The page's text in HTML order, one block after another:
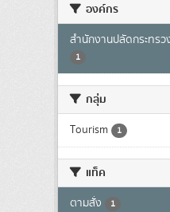
องค์กร
สำนักงานปลัดกระทรว
1
กลุ่ม
Tourism 1
แท็ค
ตามสั่ง 1